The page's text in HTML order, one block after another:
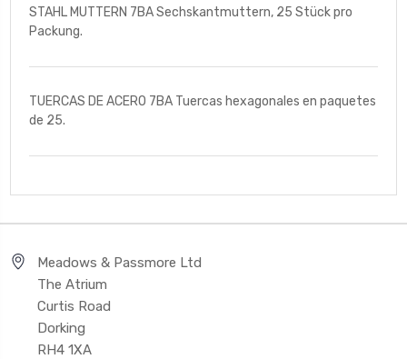
STAHL MUTTERN 7BA Sechskantmuttern, 25 Stück pro
Packung.
TUERCAS DE ACERO 7BA Tuercas hexagonales en paquetes
de 25.
Meadows & Passmore Ltd
The Atrium
Curtis Road
Dorking
RH4 1XA